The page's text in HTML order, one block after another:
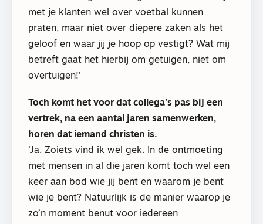
met je klanten wel over voetbal kunnen
praten, maar niet over diepere zaken als het
geloof en waar jij je hoop op vestigt? Wat mij
betreft gaat het hierbij om getuigen, niet om
overtuigen!’
Toch komt het voor dat collega’s pas bij een
vertrek, na een aantal jaren samenwerken,
horen dat iemand christen is.
‘Ja. Zoiets vind ik wel gek. In de ontmoeting
met mensen in al die jaren komt toch wel een
keer aan bod wie jij bent en waarom je bent
wie je bent? Natuurlijk is de manier waarop je
zo’n moment benut voor iedereen